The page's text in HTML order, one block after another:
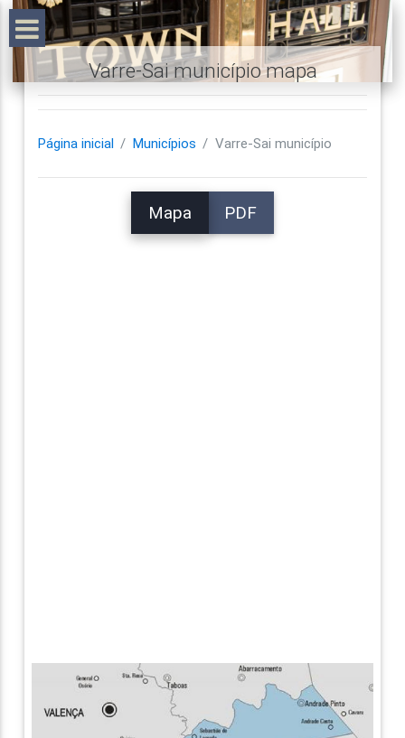
Varre-Sai município mapa
Página inicial Municípios Varre-Sai município
Mapa PDF